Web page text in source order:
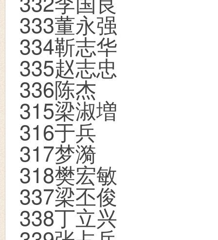
333董永强
334靳志华
335赵志忠
336陈杰
315梁淑増
316于兵
317梦漪
318樊宏敏
337梁丕俊
338丁立兴